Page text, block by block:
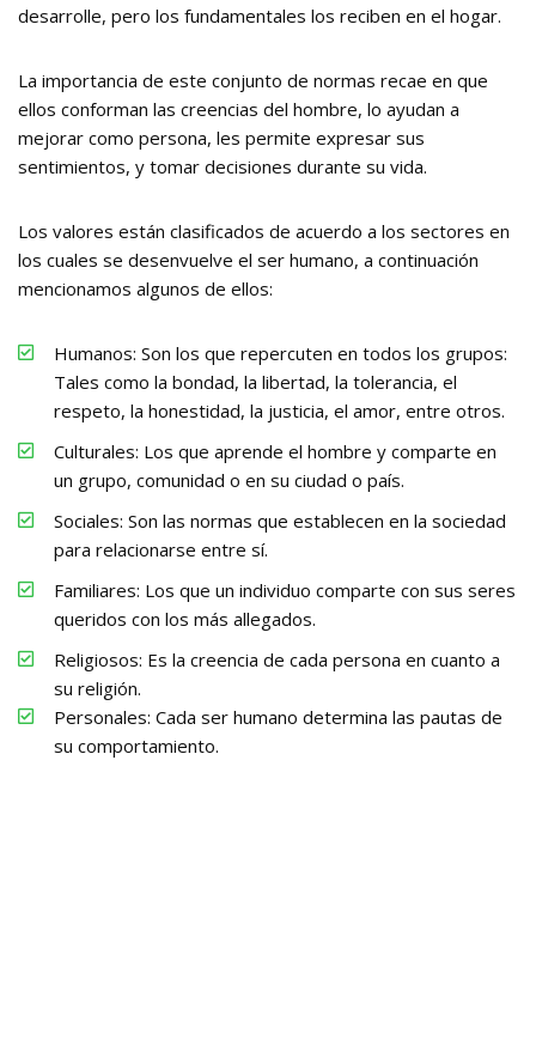
desarrolle, pero los fundamentales los reciben en el hogar.
La importancia de este conjunto de normas recae en que
ellos conforman las creencias del hombre, lo ayudan a
mejorar como persona, les permite expresar sus
sentimientos, y tomar decisiones durante su vida.
Los valores están clasificados de acuerdo a los sectores en
los cuales se desenvuelve el ser humano, a continuación
mencionamos algunos de ellos:
Humanos: Son los que repercuten en todos los grupos:
Tales como la bondad, la libertad, la tolerancia, el
respeto, la honestidad, la justicia, el amor, entre otros.
Culturales: Los que aprende el hombre y comparte en
un grupo, comunidad o en su ciudad o país.
Sociales: Son las normas que establecen en la sociedad
para relacionarse entre sí.
Familiares: Los que un individuo comparte con sus seres
queridos con los más allegados.
Religiosos: Es la creencia de cada persona en cuanto a
su religión.
Personales: Cada ser humano determina las pautas de
su comportamiento.